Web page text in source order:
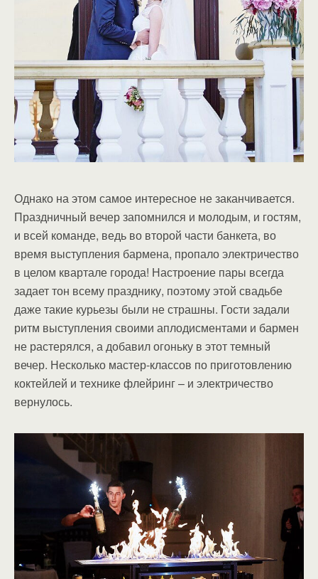
Однако на этом самое интересное не заканчивается.
Праздничный вечер запомнился и молодым, и гостям,
и всей команде, ведь во второй части банкета, во
время выступления бармена, пропало электричество
в целом квартале города! Настроение пары всегда
задает тон всему празднику, поэтому этой свадьбе
даже такие курьезы были не страшны. Гости задали
ритм выступления своими аплодисментами и бармен
не растерялся, а добавил огоньку в этот темный
вечер. Несколько мастер-классов по приготовлению
коктейлей и технике флейринг – и электричество
вернулось.